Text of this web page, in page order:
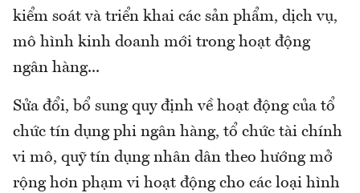
kiểm soát và triển khai các sản phẩm, dịch vụ,
mô hình kinh doanh mới trong hoạt động
ngân hàng...
Sửa đổi, bổ sung quy định về hoạt động của tổ
chức tín dụng phi ngân hàng, tổ chức tài chính
vi mô, quỹ tín dụng nhân dân theo hướng mở
rộng hơn phạm vi hoạt động cho các loại hình